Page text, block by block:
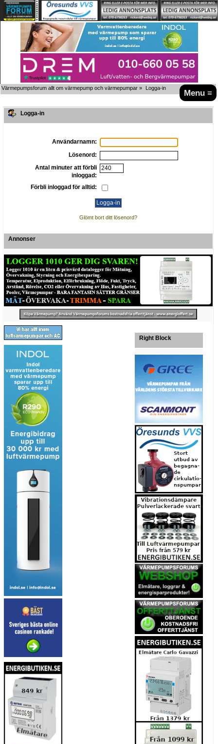
Menu ≡
Värmepumpsforum allt om värmepump och värmepumpar » Logga-in
Logga-in
Användarnamn:
Lösenord:
Antal minuter att förbli
inloggad:
Förbli inloggad för alltid:
Glömt bort ditt lösenord?
Annonser
Right Block